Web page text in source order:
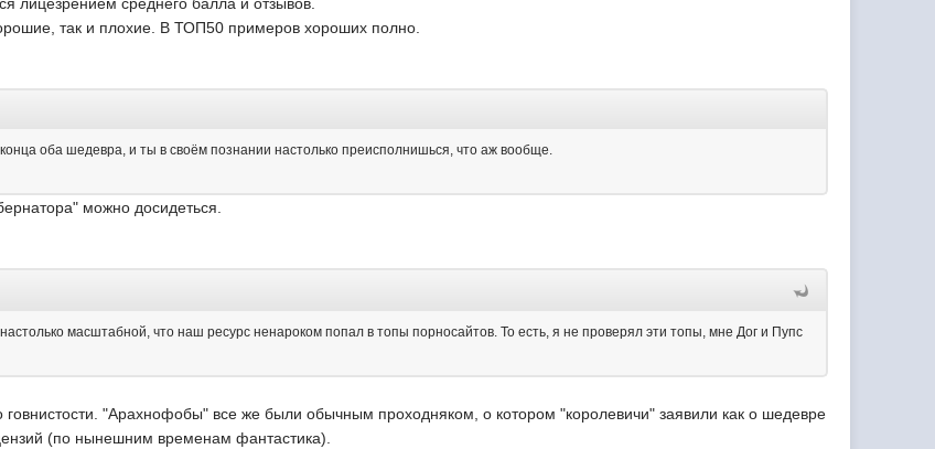
так и плохие. В ТОП50 примеров хороших полно.
оба шедевра, и ты в своём познании настолько преисполнишься, что аж вообще.
можно досидеться.
масштабной, что наш ресурс ненароком попал в топы порносайтов. То есть, я не проверял эти топы, мне Дог и Пупс
"Арахнофобы" все же были обычным проходняком, о котором "королевичи" заявили как о шедевре
(по нынешним временам фантастика).